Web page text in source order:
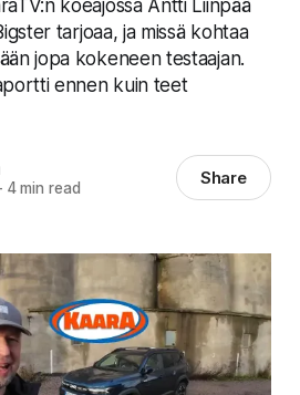
koeajossa Antti Liinpää
tarjoaa, ja missä kohtaa
jopa kokeneen testaajan.
ennen kuin teet
4 min read Share